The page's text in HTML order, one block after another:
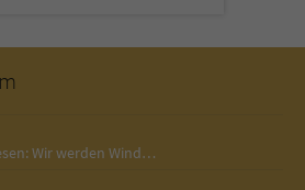
Wir werden Wind…